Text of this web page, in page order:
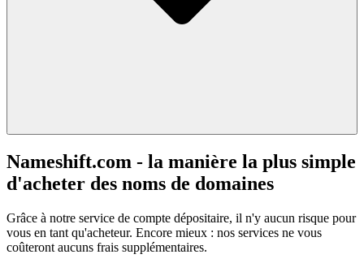
Nameshift.com - la manière la plus simple
d'acheter des noms de domaines
Grâce à notre service de compte dépositaire, il n'y aucun risque pour
vous en tant qu'acheteur. Encore mieux : nos services ne vous
coûteront aucuns frais supplémentaires.